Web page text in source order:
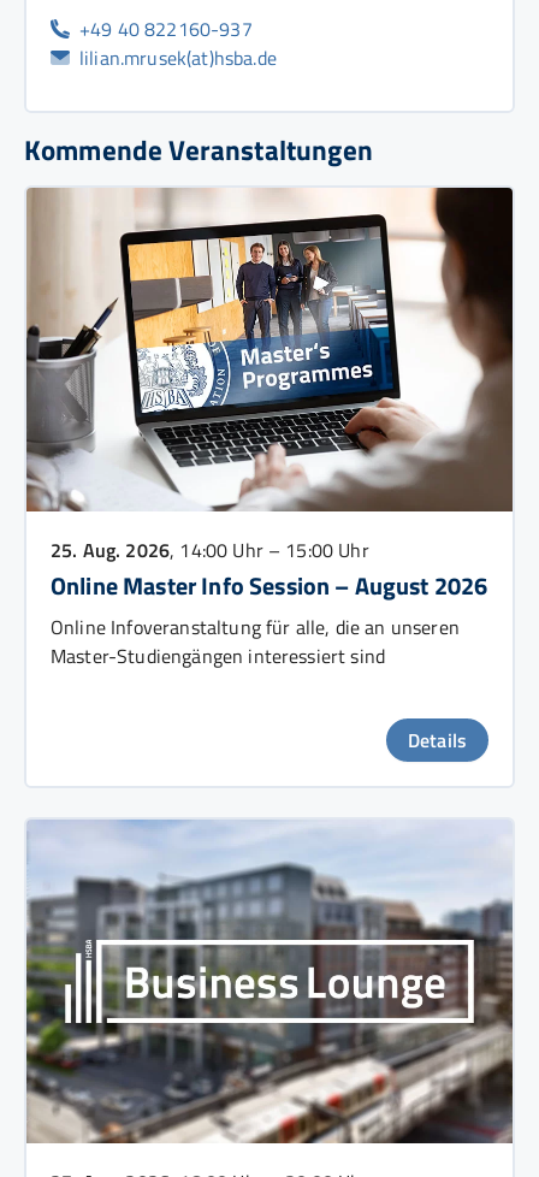
+49 40 822160-937
lilian.mrusek(at)hsba.de
Kommende Veranstaltungen
25. Aug. 2026, 14:00 Uhr – 15:00 Uhr
Online Master Info Session – August 2026
Online Infoveranstaltung für alle, die an unseren
Master-Studiengängen interessiert sind
Details